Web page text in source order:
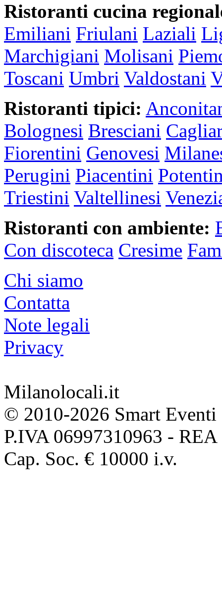
Ristoranti cucina
Emiliani Friulani Laziali
Marchigiani Molisani
Toscani Umbri Valdostani
Ristoranti tipici:
Bolognesi Bresciani
Fiorentini Genovesi
Perugini Piacentini
Triestini Valtellinesi
Ristoranti con ambiente:
Con discoteca Cresime
Chi siamo
Contatta
Note legali
Privacy
Milanolocali.it
© 2010-2026 Smart Eventi
P.IVA 06997310963 -
Cap. Soc. € 10000 i.v.